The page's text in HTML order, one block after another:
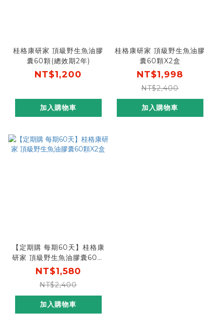
桂格康研家 頂級野生魚油膠
囊60顆(總效期2年)
NT$1,200
加入購物車
桂格康研家 頂級野生魚油膠
囊60顆X2盒
NT$1,998
NT$2,400
加入購物車
【定期購 每期60天】桂格康
研家 頂級野生魚油膠囊60顆
X2盒
NT$1,580
NT$2,400
加入購物車